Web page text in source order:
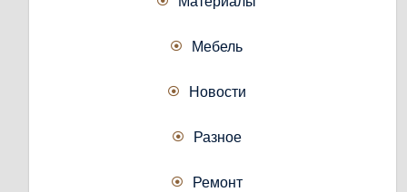
Мебель
Новости
Разное
Ремонт